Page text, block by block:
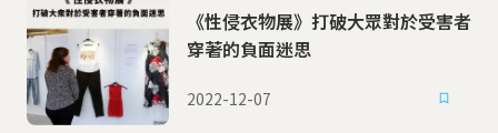
《性侵衣物展》打破大眾對於受害者
穿著的負面迷思
2022-12-07